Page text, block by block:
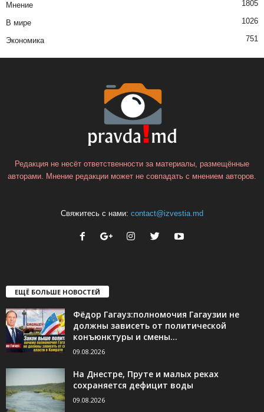
Мнение 1805
В мире 1026
Экономика 751
Редакция не несёт ответственности за материалы, размещённые
авторами. Мнение редакции может не совпадать с мнением авторов.
Свяжитесь с нами: contact@izvestia.md
ЕЩЁ БОЛЬШЕ НОВОСТЕЙ
Фёдор Гагауз:полномочия Гагаузии не
должны зависеть от политической
конъюнктуры и смены...
09.08.2026
На Днестре, Пруте и малых реках
сохраняется дефицит воды
09.08.2026